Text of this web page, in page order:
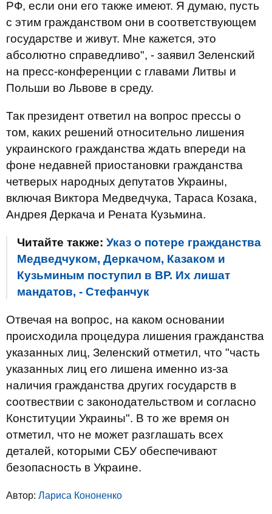
РФ, если они его также имеют. Я думаю, пусть
с этим гражданством они в соответствующем
государстве и живут. Мне кажется, это
абсолютно справедливо", - заявил Зеленский
на пресс-конференции с главами Литвы и
Польши во Львове в среду.
Так президент ответил на вопрос прессы о
том, каких решений относительно лишения
украинского гражданства ждать впереди на
фоне недавней приостановки гражданства
четверых народных депутатов Украины,
включая Виктора Медведчука, Тараса Козака,
Андрея Деркача и Рената Кузьмина.
Читайте также: Указ о потере гражданства
Медведчуком, Деркачом, Казаком и
Кузьминым поступил в ВР. Их лишат
мандатов, - Стефанчук
Отвечая на вопрос, на каком основании
происходила процедура лишения гражданства
указанных лиц, Зеленский отметил, что "часть
указанных лиц его лишена именно из-за
наличия гражданства других государств в
соотвествии с законодательством и согласно
Конституции Украины". В то же время он
отметил, что не может разглашать всех
деталей, которыми СБУ обеспечивают
безопасность в Украине.
Автор: Лариса Кононенко